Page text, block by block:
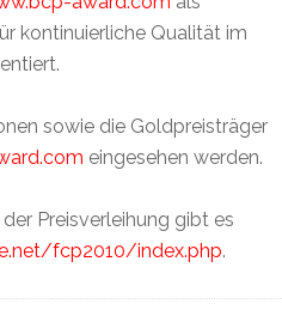
kontinuierliche Qualität im
sowie die Goldpreisträger
eingesehen werden.
Preisverleihung gibt es
fcp2010/index.php.